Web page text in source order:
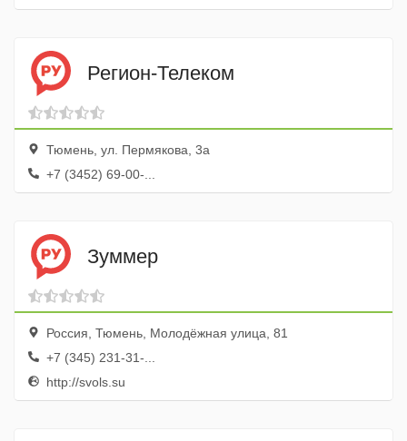
Регион-Телеком
Тюмень, ул. Пермякова, 3а
+7 (3452) 69-00-...
Зуммер
Россия, Тюмень, Молодёжная улица, 81
+7 (345) 231-31-...
http://svols.su